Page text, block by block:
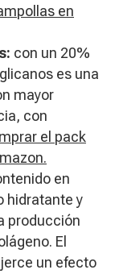
en
con un 20%
es una
mayor
con
el pack
en
hidratante y
producción
El
un efecto